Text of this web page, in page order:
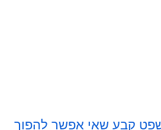
קבע שאי אפשר להפוך